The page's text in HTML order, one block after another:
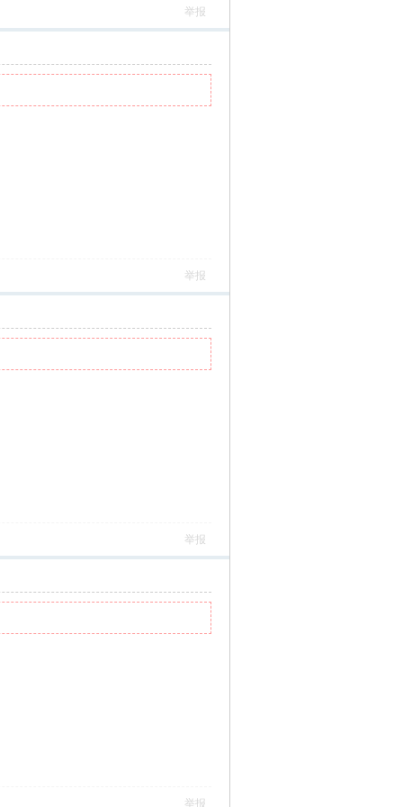
举报
举报
举报
举报